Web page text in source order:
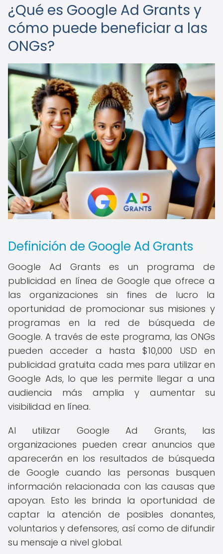
¿Qué es Google Ad Grants y
cómo puede beneficiar a las
ONGs?
Definición de Google Ad Grants
Google Ad Grants es un programa de
publicidad en línea de Google que ofrece a
las organizaciones sin fines de lucro la
oportunidad de promocionar sus misiones y
programas en la red de búsqueda de
Google. A través de este programa, las ONGs
pueden acceder a hasta $10,000 USD en
publicidad gratuita cada mes para utilizar en
Google Ads, lo que les permite llegar a una
audiencia más amplia y aumentar su
visibilidad en línea.
Al utilizar Google Ad Grants, las
organizaciones pueden crear anuncios que
aparecerán en los resultados de búsqueda
de Google cuando las personas busquen
información relacionada con las causas que
apoyan. Esto les brinda la oportunidad de
captar la atención de posibles donantes,
voluntarios y defensores, así como de difundir
su mensaje a nivel global.